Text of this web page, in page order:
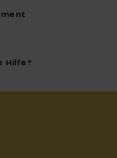
Hilfe?